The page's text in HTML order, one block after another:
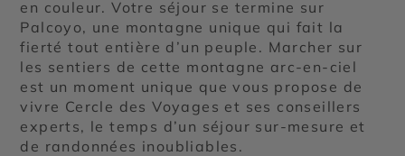
en couleur. Votre séjour se termine sur
Palcoyo, une montagne unique qui fait la
fierté tout entière d’un peuple. Marcher sur
les sentiers de cette montagne arc-en-ciel
est un moment unique que vous propose de
vivre Cercle des Voyages et ses conseillers
experts, le temps d’un séjour sur-mesure et
de randonnées inoubliables.